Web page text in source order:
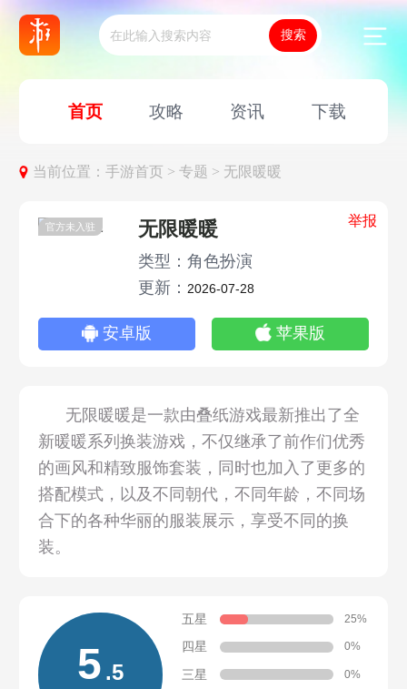
首页 攻略 资讯 下载
当前位置：手游首页 >专题 > 无限暖暖
官方未入驻 举报
无限暖暖
类型：角色扮演
更新： 2026-07-28
安卓版 苹果版
无限暖暖是一款由叠纸游戏最新推出了全
新暖暖系列换装游戏，不仅继承了前作们优秀
的画风和精致服饰套装，同时也加入了更多的
搭配模式，以及不同朝代，不同年龄，不同场
合下的各种华丽的服装展示，享受不同的换
装。
5 .5
五星 25%
四星 0%
三星 0%